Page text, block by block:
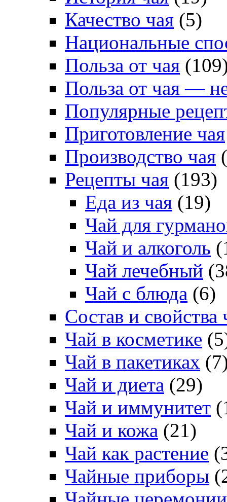
Качество чая (5)
Национальные
Польза от чая
Польза от чая —
Популярные
Приготовление чая
Производство чая
Рецепты чая (193)
Еда из чая (19)
Чай для
Чай и алкоголь
Чай лечебный
Чай с блюда (6)
Состав и свойства
Чай в косметике
Чай в пакетиках
Чай и диета (29)
Чай и иммунитет
Чай и кожа (21)
Чай как растение
Чайные приборы